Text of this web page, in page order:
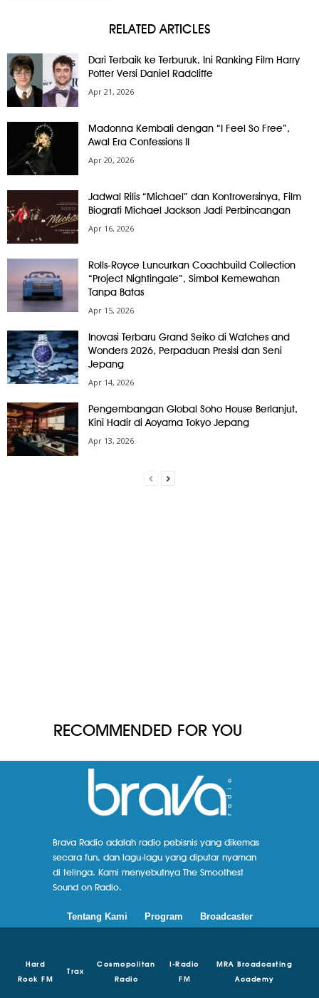
RELATED ARTICLES
Dari Terbaik ke Terburuk, Ini Ranking Film Harry
Potter Versi Daniel Radcliffe
Apr 21, 2026
Madonna Kembali dengan “I Feel So Free”,
Awal Era Confessions II
Apr 20, 2026
Jadwal Rilis “Michael” dan Kontroversinya, Film
Biografi Michael Jackson Jadi Perbincangan
Apr 16, 2026
Rolls-Royce Luncurkan Coachbuild Collection
“Project Nightingale”, Simbol Kemewahan
Tanpa Batas
Apr 15, 2026
Inovasi Terbaru Grand Seiko di Watches and
Wonders 2026, Perpaduan Presisi dan Seni
Jepang
Apr 14, 2026
Pengembangan Global Soho House Berlanjut,
Kini Hadir di Aoyama Tokyo Jepang
Apr 13, 2026
RECOMMENDED FOR YOU
Brava Radio adalah radio pebisnis yang dikemas
secara fun, dan lagu-lagu yang diputar nyaman
di telinga. Kami menyebutnya The Smoothest
Sound on Radio.
Tentang Kami Program Broadcaster
Hard
Rock FM
Trax
Cosmopolitan
Radio
I-Radio
FM
MRA Broadcasting
Academy